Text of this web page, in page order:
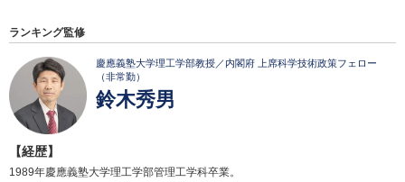
ランキング監修
慶應義塾大学理工学部教授／内閣府 上席科学技術政策フェロー
（非常勤）
鈴木秀男
【経歴】
1989年慶應義塾大学理工学部管理工学科卒業。